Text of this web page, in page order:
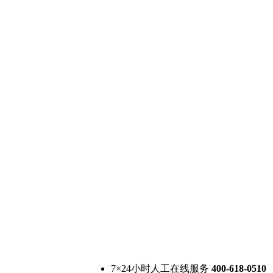
7×24小时人工在线服务 400-618-0510